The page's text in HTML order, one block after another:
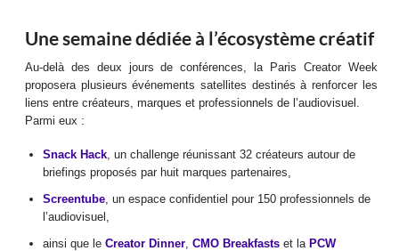
Une semaine dédiée à l’écosystème créatif
Au-delà des deux jours de conférences, la Paris Creator Week
proposera plusieurs événements satellites destinés à renforcer les
liens entre créateurs, marques et professionnels de l’audiovisuel.
Parmi eux :
Snack Hack, un challenge réunissant 32 créateurs autour de
briefings proposés par huit marques partenaires,
Screentube, un espace confidentiel pour 150 professionnels de
l’audiovisuel,
ainsi que leCreator Dinner,CMO Breakfasts et la PCW